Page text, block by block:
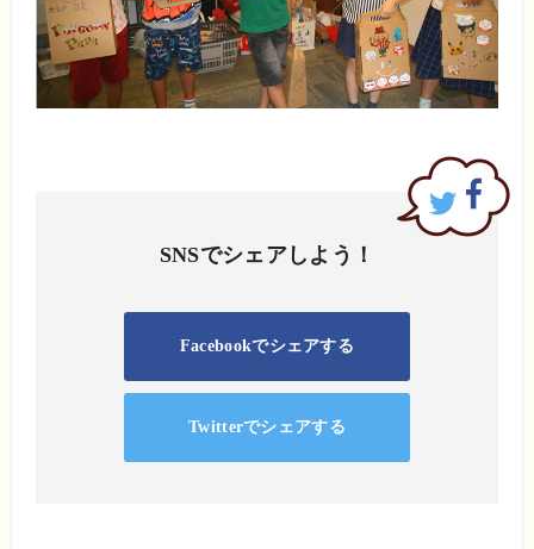
SNSでシェアしよう！
Facebookでシェアする
Twitterでシェアする